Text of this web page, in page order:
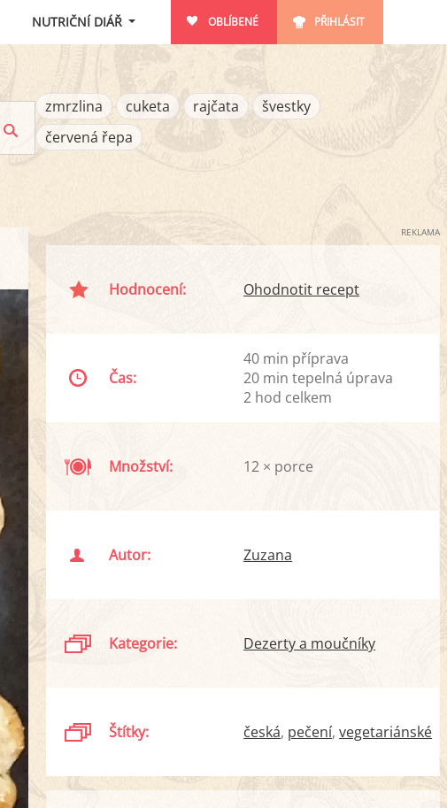
NUTRIČNÍ DIÁŘ OBLÍBENÉ PŘIHLÁSIT
zmrzlina
cuketa rajčata
švestky
červená řepa
REKLAMA
Hodnocení: Ohodnotit recept
Čas:
40 min příprava
20 min tepelná úprava
2 hod celkem
Množství: 12 × porce
Autor: Zuzana
Kategorie: Dezerty a moučníky
Štítky: česká pečení vegetariánské